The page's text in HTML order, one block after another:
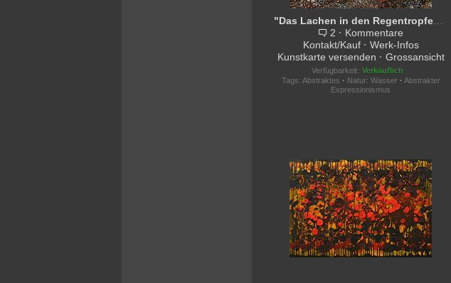
"Das Lachen in den Regentropfen" (80)
2 · Kommentare
Kontakt/Kauf · Werk-Infos
Kunstkarte versenden · Grossansicht
Verfügbarkeit: Verkäuflich
Tags: Abstraktes · Natur: Wasser · Abstrakter
Expressionismus